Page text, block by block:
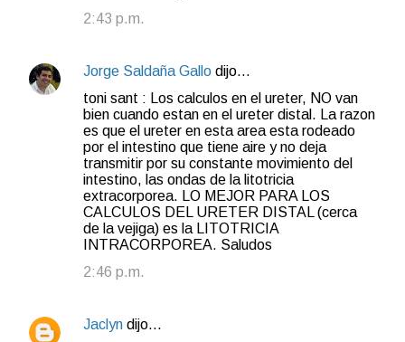
2:43 p.m.
Jorge Saldaña Gallo dijo…
toni sant : Los calculos en el ureter, NO van
bien cuando estan en el ureter distal. La razon
es que el ureter en esta area esta rodeado
por el intestino que tiene aire y no deja
transmitir por su constante movimiento del
intestino, las ondas de la litotricia
extracorporea. LO MEJOR PARA LOS
CALCULOS DEL URETER DISTAL (cerca
de la vejiga) es la LITOTRICIA
INTRACORPOREA. Saludos
2:46 p.m.
Jaclyn dijo…